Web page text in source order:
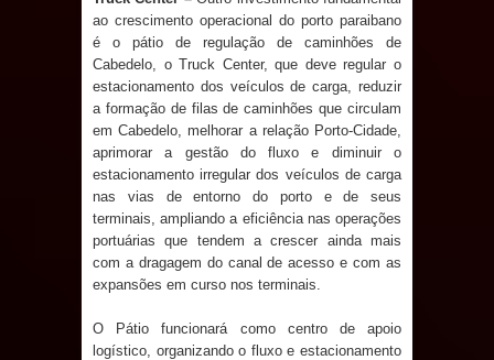
ao crescimento operacional do porto paraibano
é o pátio de regulação de caminhões de
Cabedelo, o Truck Center, que deve regular o
estacionamento dos veículos de carga, reduzir
a formação de filas de caminhões que circulam
em Cabedelo, melhorar a relação Porto-Cidade,
aprimorar a gestão do fluxo e diminuir o
estacionamento irregular dos veículos de carga
nas vias de entorno do porto e de seus
terminais, ampliando a eficiência nas operações
portuárias que tendem a crescer ainda mais
com a dragagem do canal de acesso e com as
expansões em curso nos terminais.
O Pátio funcionará como centro de apoio
logístico, organizando o fluxo e estacionamento